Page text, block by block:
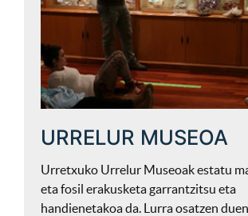
URRELUR MUSEOA
Urretxuko Urrelur Museoak estatu
eta fosil erakusketa garrantzitsu eta
handienetakoa da. Lurra osatzen